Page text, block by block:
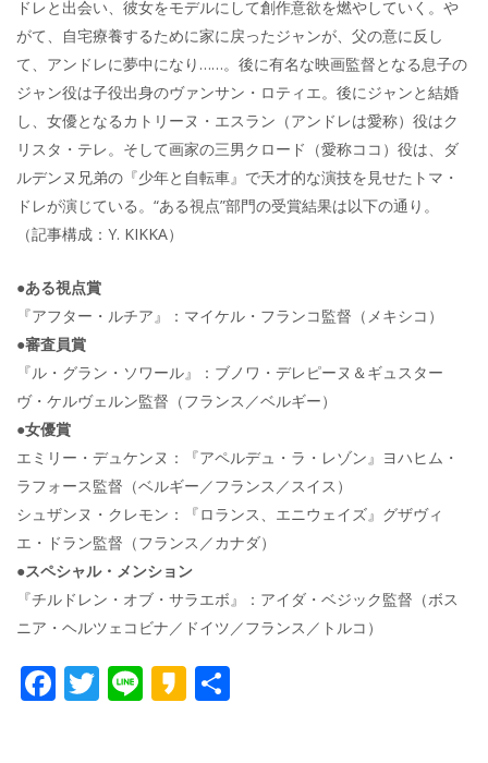
ドレと出会い、彼女をモデルにして創作意欲を燃やしていく。や
がて、自宅療養するために家に戻ったジャンが、父の意に反し
て、アンドレに夢中になり……。後に有名な映画監督となる息子の
ジャン役は子役出身のヴァンサン・ロティエ。後にジャンと結婚
し、女優となるカトリーヌ・エスラン（アンドレは愛称）役はク
リスタ・テレ。そして画家の三男クロード（愛称ココ）役は、ダ
ルデンヌ兄弟の『少年と自転車』で天才的な演技を見せたトマ・
ドレが演じている。“ある視点”部門の受賞結果は以下の通り。
（記事構成：Y. KIKKA）
●ある視点賞
『アフター・ルチア』：マイケル・フランコ監督（メキシコ）
●審査員賞
『ル・グラン・ソワール』：ブノワ・デレピーヌ＆ギュスター
ヴ・ケルヴェルン監督（フランス／ベルギー）
●女優賞
エミリー・デュケンヌ：『アペルデュ・ラ・レゾン』ヨハヒム・
ラフォース監督（ベルギー／フランス／スイス）
シュザンヌ・クレモン：『ロランス、エニウェイズ』グザヴィ
エ・ドラン監督（フランス／カナダ）
●スペシャル・メンション
『チルドレン・オブ・サラエボ』：アイダ・ベジック監督（ボス
ニア・ヘルツェコビナ／ドイツ／フランス／トルコ）
F T Li K